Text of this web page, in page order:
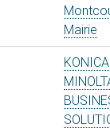
Mairie
KONICA